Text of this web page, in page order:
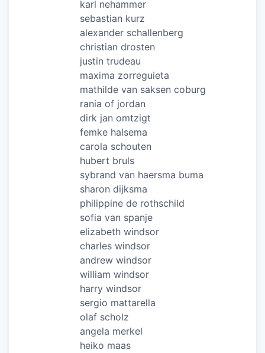
karl nehammer
sebastian kurz
alexander schallenberg
christian drosten
justin trudeau
maxima zorreguieta
mathilde van saksen coburg
rania of jordan
dirk jan omtzigt
femke halsema
carola schouten
hubert bruls
sybrand van haersma buma
sharon dijksma
philippine de rothschild
sofia van spanje
elizabeth windsor
charles windsor
andrew windsor
william windsor
harry windsor
sergio mattarella
olaf scholz
angela merkel
heiko maas